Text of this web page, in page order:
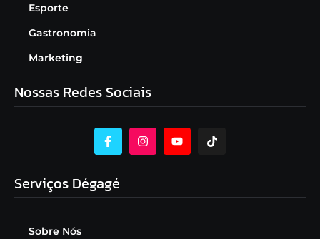
Esporte
Gastronomia
Marketing
Nossas Redes Sociais
Serviços Dégagé
Sobre Nós